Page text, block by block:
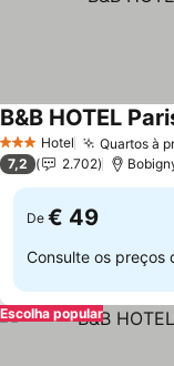
3 EstrelasHotel Quartos à
B&B HOTEL
7,2 2.702
De € 49
Consulte os preços
Escolha popular